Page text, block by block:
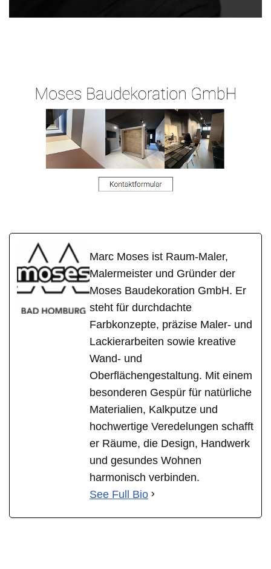
Marc Moses ist Raum-Maler,
Malermeister und Gründer der
Moses Baudekoration GmbH. Er
steht für durchdachte
Farbkonzepte, präzise Maler- und
Lackierarbeiten sowie kreative
Wand- und
Oberflächengestaltung. Mit einem
besonderen Gespür für natürliche
Materialien, Kalkputze und
hochwertige Veredelungen schafft
er Räume, die Design, Handwerk
und gesundes Wohnen
harmonisch verbinden.
See Full Bio